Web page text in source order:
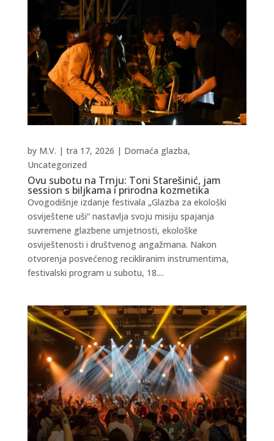
Ovu subotu na Trnju: Toni Starešinić, jam
session s biljkama i prirodna kozmetika
by M.V. | tra 17, 2026 | Domaća glazba,
Uncategorized
Ovogodišnje izdanje festivala „Glazba za ekološki
osviještene uši“ nastavlja svoju misiju spajanja
suvremene glazbene umjetnosti, ekološke
osviještenosti i društvenog angažmana. Nakon
otvorenja posvećenog recikliranim instrumentima,
festivalski program u subotu, 18....